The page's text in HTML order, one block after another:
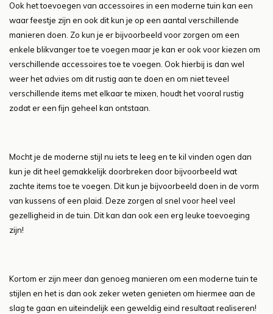
Ook het toevoegen van accessoires in een moderne tuin kan een
waar feestje zijn en ook dit kun je op een aantal verschillende
manieren doen. Zo kun je er bijvoorbeeld voor zorgen om een
enkele blikvanger toe te voegen maar je kan er ook voor kiezen om
verschillende accessoires toe te voegen. Ook hierbij is dan wel
weer het advies om dit rustig aan te doen en om niet teveel
verschillende items met elkaar te mixen, houdt het vooral rustig
zodat er een fijn geheel kan ontstaan.
Mocht je de moderne stijl nu iets te leeg en te kil vinden ogen dan
kun je dit heel gemakkelijk doorbreken door bijvoorbeeld wat
zachte items toe te voegen. Dit kun je bijvoorbeeld doen in de vorm
van kussens of een plaid. Deze zorgen al snel voor heel veel
gezelligheid in de tuin. Dit kan dan ook een erg leuke toevoeging
zijn!
Kortom er zijn meer dan genoeg manieren om een moderne tuin te
stijlen en het is dan ook zeker weten genieten om hiermee aan de
slag te gaan en uiteindelijk een geweldig eind resultaat realiseren!